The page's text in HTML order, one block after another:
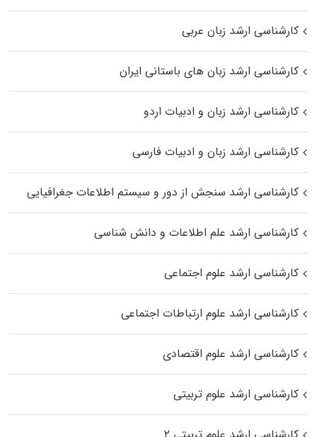
کارشناسی ارشد زبان عربی
کارشناسی ارشد زبان‌ های باستانی ایران
کارشناسی ارشد زبان و ادبیات اردو
کارشناسی ارشد زبان و ادبیات فارسی
کارشناسی ارشد سنجش از دور و سیستم اطلاعات جغرافیایی
کارشناسی ارشد علم اطلاعات و دانش شناسی
کارشناسی ارشد علوم اجتماعی
کارشناسی ارشد علوم ارتباطات اجتماعی
کارشناسی ارشد علوم اقتصادی
کارشناسی ارشد علوم تربیتی